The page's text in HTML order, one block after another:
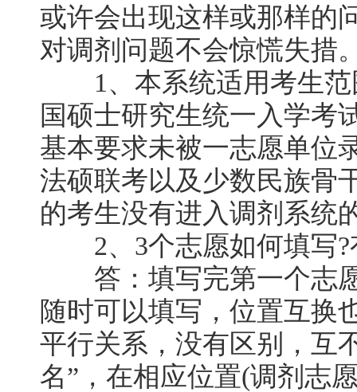
或许会出现这样或那样的
对调剂问题不会惊慌失措
1、本系统适用考生范
国硕士研究生统一入学考
基本要求未被一志愿单位
法硕联考以及少数民族骨
的考生没有进入调剂系统
2、3个志愿如何填写?
答：填写完第一个志愿
随时可以填写，位置互换
平行关系，没有区别，互
名”，在相应位置(调剂志